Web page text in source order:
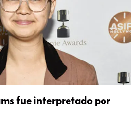
fue interpretado por